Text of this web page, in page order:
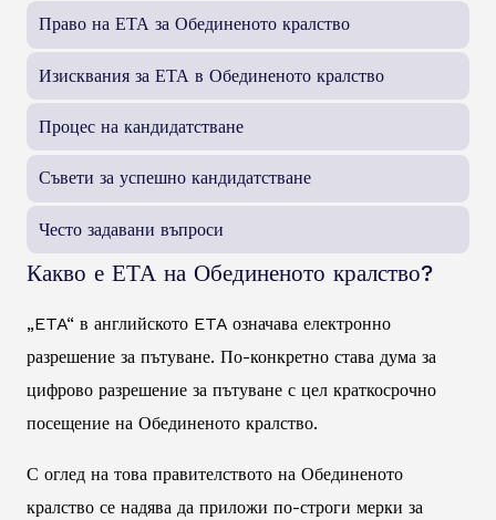
Право на ЕТА за Обединеното кралство
Изисквания за ЕТА в Обединеното кралство
Процес на кандидатстване
Съвети за успешно кандидатстване
Често задавани въпроси
Какво е ЕТА на Обединеното кралство?
„ETA“ в английското ETA означава електронно
разрешение за пътуване. По-конкретно става дума за
цифрово разрешение за пътуване с цел краткосрочно
посещение на Обединеното кралство.
С оглед на това правителството на Обединеното
кралство се надява да приложи по-строги мерки за